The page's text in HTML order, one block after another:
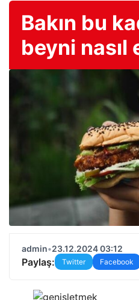
Bakın bu
beyni nasıl
admin•23.12.2024 03:12
Paylaş: Twitter Facebook